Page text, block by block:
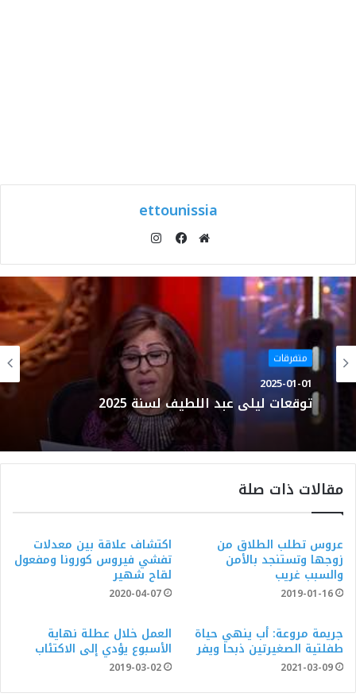
ettounissia
الويب
متفرقات
2025-01-01
توقعات ليلى عبد اللطيف لسنة 2025
مقالات ذات صلة
عروس تطلب الطلاق من
زوجها وتستنجد بالأمن
والسبب غريب
2019-01-16
اكتشاف علاقة بين معدلات
تفشي فيروس كورونا ومفعول
لقاح شهير
2020-04-07
جريمة مروعة: أب ينهي حياة
طفلتية الصغيرتين ذبحا ويفر
2021-03-09
العمل خلال عطلة نهاية
الأسبوع يؤدي إلى الاكتئاب
2019-03-02